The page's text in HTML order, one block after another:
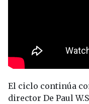
El ciclo continúa
director De Paul